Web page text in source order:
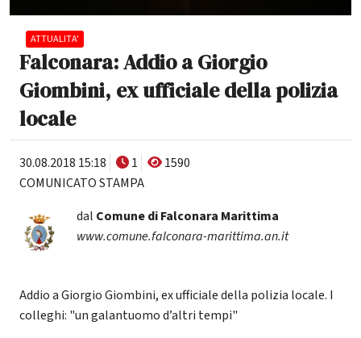
ATTUALITA'
Falconara: Addio a Giorgio
Giombini, ex ufficiale della polizia
locale
30.08.2018 15:18 1
1590
COMUNICATO STAMPA
dal Comune di Falconara Marittima
www.comune.falconara-marittima.an.it
Addio a Giorgio Giombini, ex ufficiale della polizia locale. I
colleghi: "un galantuomo d’altri tempi"